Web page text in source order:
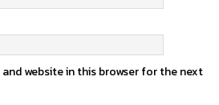
and website in this browser for the next